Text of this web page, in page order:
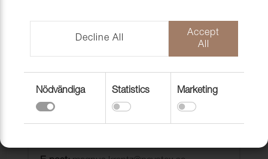
Magnus Krantz
Decline All
Accept
All
Nödvändiga Statistics Marketing